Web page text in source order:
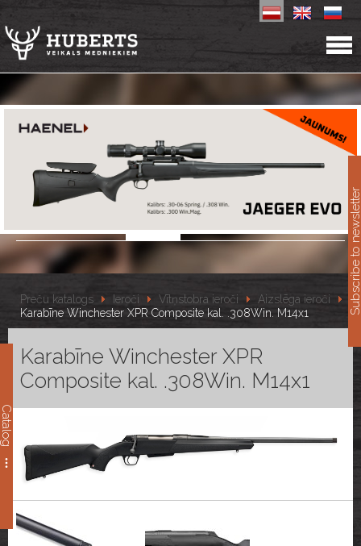
Catalog
Preču katalogs Ieroči Vītņstobra ieroči
Aizslēga ieroči
Karabīne Winchester XPR Composite kal. .308Win. M14x1
Karabīne Winchester XPR
Composite kal. .308Win. M14x1
Subscribe